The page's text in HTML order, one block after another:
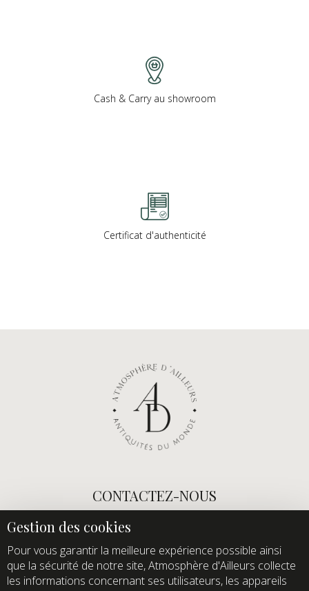
Cash & Carry au showroom
Certificat d'authenticité
CONTACTEZ-NOUS
info@atmospheredailleurs.com
Tel :
+33 (0)1 60 12 68 26
Domaine de Quincampoix
Route de Roussigny
Pour vous garantir la meilleure expérience possible ainsi
que la sécurité de notre site, Atmosphère d'Ailleurs collecte
les informations concernant ses utilisateurs, les appareils